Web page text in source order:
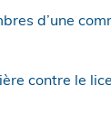
d’une
contre le